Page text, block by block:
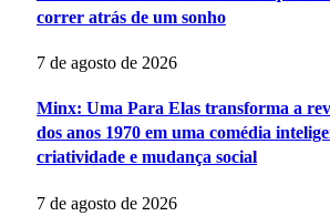
correr atrás de um sonho
7 de agosto de 2026
Minx: Uma Para Elas transforma a
dos anos 1970 em uma comédia
criatividade e mudança social
7 de agosto de 2026